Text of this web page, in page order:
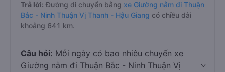
Trả lời: Đường di chuyển bằng xe Giường nằm đi Thuận
Bắc - Ninh Thuận Vị Thanh - Hậu Giang có chiều dài
khoảng 641 km.
Câu hỏi: Mỗi ngày có bao nhiêu chuyến xe
Giường nằm đi Thuận Bắc - Ninh Thuận Vị